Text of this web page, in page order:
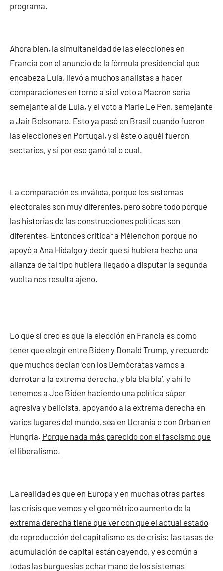
programa.
Ahora bien, la simultaneidad de las elecciones en
Francia con el anuncio de la fórmula presidencial que
encabeza Lula, llevó a muchos analistas a hacer
comparaciones en torno a si el voto a Macron sería
semejante al de Lula, y el voto a Marie Le Pen, semejante
a Jair Bolsonaro. Esto ya pasó en Brasil cuando fueron
las elecciones en Portugal, y si éste o aquél fueron
sectarios, y si por eso ganó tal o cual.
La comparación es inválida, porque los sistemas
electorales son muy diferentes, pero sobre todo porque
las historias de las construcciones políticas son
diferentes. Entonces criticar a Mélenchon porque no
apoyó a Ana Hidalgo y decir que si hubiera hecho una
alianza de tal tipo hubiera llegado a disputar la segunda
vuelta nos resulta ajeno.
Lo que sí creo es que la elección en Francia es como
tener que elegir entre Biden y Donald Trump, y recuerdo
que muchos decían ‘con los Demócratas vamos a
derrotar a la extrema derecha, y bla bla bla’, y ahí lo
tenemos a Joe Biden haciendo una política súper
agresiva y belicista, apoyando a la extrema derecha en
varios lugares del mundo, sea en Ucrania o con Orban en
Hungría. Porque nada más parecido con el fascismo que
el liberalismo.
La realidad es que en Europa y en muchas otras partes
las crisis que vemos y el geométrico aumento de la
extrema derecha tiene que ver con que el actual estado
de reproducción del capitalismo es de crisis: las tasas de
acumulación de capital están cayendo, y es común a
todas las burguesías echar mano de los sistemas